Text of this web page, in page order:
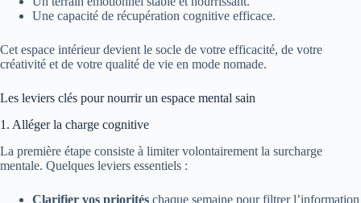
Une capacité de récupération cognitive efficace.
Cet espace intérieur devient le socle de votre efficacité, de votre
créativité et de votre qualité de vie en mode nomade.
Les leviers clés pour nourrir un espace mental sain
1. Alléger la charge cognitive
La première étape consiste à limiter volontairement la surcharge
mentale. Quelques leviers essentiels :
Clarifier vos priorités chaque semaine pour filtrer l’information